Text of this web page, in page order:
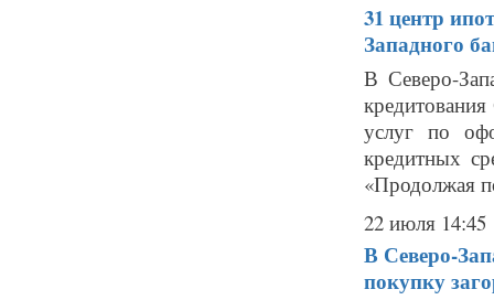
31 центр
Западного
В Северо-
услуг по
кредитных
«Продолжая
22 июля 14:45
В Северо-
покупку